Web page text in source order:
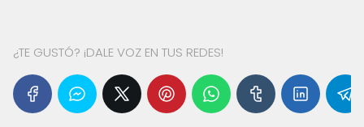
¿TE GUSTÓ? ¡DALE VOZ EN TUS REDES!